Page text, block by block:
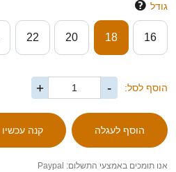
גודל
16
18
20
22
הוסף לסל: -
+
אנו תומכים באמצעי התשלום: Paypal